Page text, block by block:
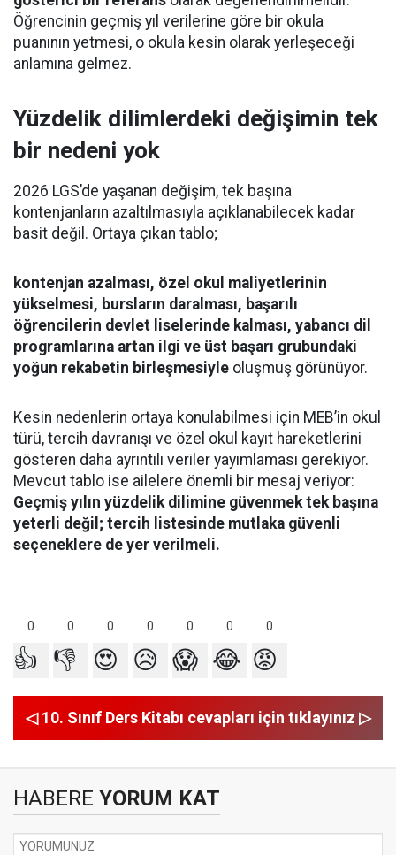
Öğrencinin geçmiş yıl verilerine göre bir okula
puanının yetmesi, o okula kesin olarak yerleşeceği
anlamına gelmez.
Yüzdelik dilimlerdeki değişimin tek
bir nedeni yok
2026 LGS’de yaşanan değişim, tek başına
kontenjanların azaltılmasıyla açıklanabilecek kadar
basit değil. Ortaya çıkan tablo;
kontenjan azalması, özel okul maliyetlerinin
yükselmesi, bursların daralması, başarılı
öğrencilerin devlet liselerinde kalması, yabancı dil
programlarına artan ilgi ve üst başarı grubundaki
yoğun rekabetin birleşmesiyle oluşmuş görünüyor.
Kesin nedenlerin ortaya konulabilmesi için MEB’in okul
türü, tercih davranışı ve özel okul kayıt hareketlerini
gösteren daha ayrıntılı veriler yayımlaması gerekiyor.
Mevcut tablo ise ailelere önemli bir mesaj veriyor:
Geçmiş yılın yüzdelik dilimine güvenmek tek başına
yeterli değil; tercih listesinde mutlaka güvenli
seçeneklere de yer verilmeli.
0 0 0 0 0 0 0
👍 👎 😍 😥 😱 😂 😡
◁ 10. Sınıf Ders Kitabı cevapları için tıklayınız ▷
HABERE YORUM KAT